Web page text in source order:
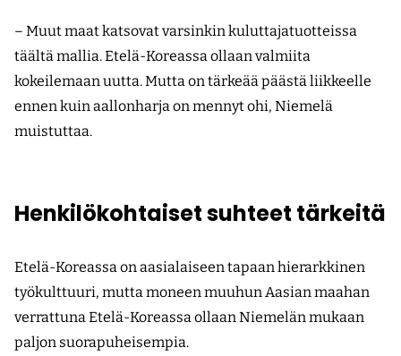
– Muut maat katsovat varsinkin kuluttajatuotteissa
täältä mallia. Etelä-Koreassa ollaan valmiita
kokeilemaan uutta. Mutta on tärkeää päästä liikkeelle
ennen kuin aallonharja on mennyt ohi, Niemelä
muistuttaa.
Henkilökohtaiset suhteet tärkeitä
Etelä-Koreassa on aasialaiseen tapaan hierarkkinen
työkulttuuri, mutta moneen muuhun Aasian maahan
verrattuna Etelä-Koreassa ollaan Niemelän mukaan
paljon suorapuheisempia.